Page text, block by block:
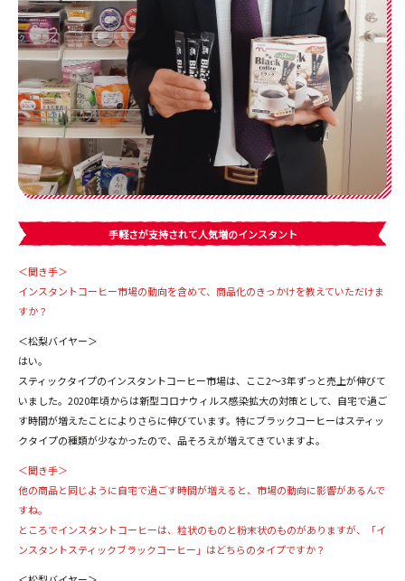
手軽さが支持されて人気増のインスタント
＜聞き手＞
インスタントコーヒー市場の動向を含めて、商品化のきっかけを教えていただけま
すか？
＜松梨バイヤー＞
はい。
スティックタイプのインスタントコーヒー市場は、ここ2～3年ずっと売上が伸びて
いました。2020年頃からは新型コロナウィルス感染拡大の対策として、自宅で過ご
す時間が増えたことによりさらに伸びています。特にブラックコーヒーはスティッ
クタイプの種類が少なかったので、品そろえが増えてきていますよ。
＜聞き手＞
他の商品と同じように自宅で過ごす時間が増えると、市場の動向に影響があるんで
すね。
ところでインスタントコーヒーは、粒状のものと粉末状のものがありますが、「イ
ンスタントスティックブラックコーヒー」はどちらのタイプですか？